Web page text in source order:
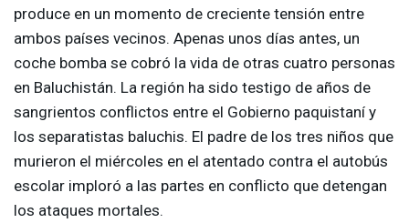
produce en un momento de creciente tensión entre
ambos países vecinos. Apenas unos días antes, un
coche bomba se cobró la vida de otras cuatro personas
en Baluchistán. La región ha sido testigo de años de
sangrientos conflictos entre el Gobierno paquistaní y
los separatistas baluchis. El padre de los tres niños que
murieron el miércoles en el atentado contra el autobús
escolar imploró a las partes en conflicto que detengan
los ataques mortales.